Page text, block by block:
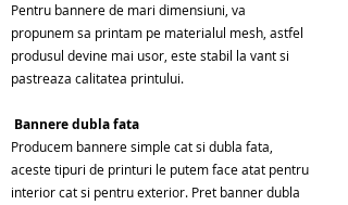
Pentru bannere de mari dimensiuni, va
propunem sa printam pe materialul mesh, astfel
produsul devine mai usor, este stabil la vant si
pastreaza calitatea printului.
Bannere dubla fata
Producem bannere simple cat si dubla fata,
aceste tipuri de printuri le putem face atat pentru
interior cat si pentru exterior. Pret banner dubla